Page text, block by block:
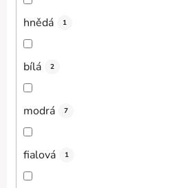
hnědá 1
bílá 2
modrá 7
fialová 1